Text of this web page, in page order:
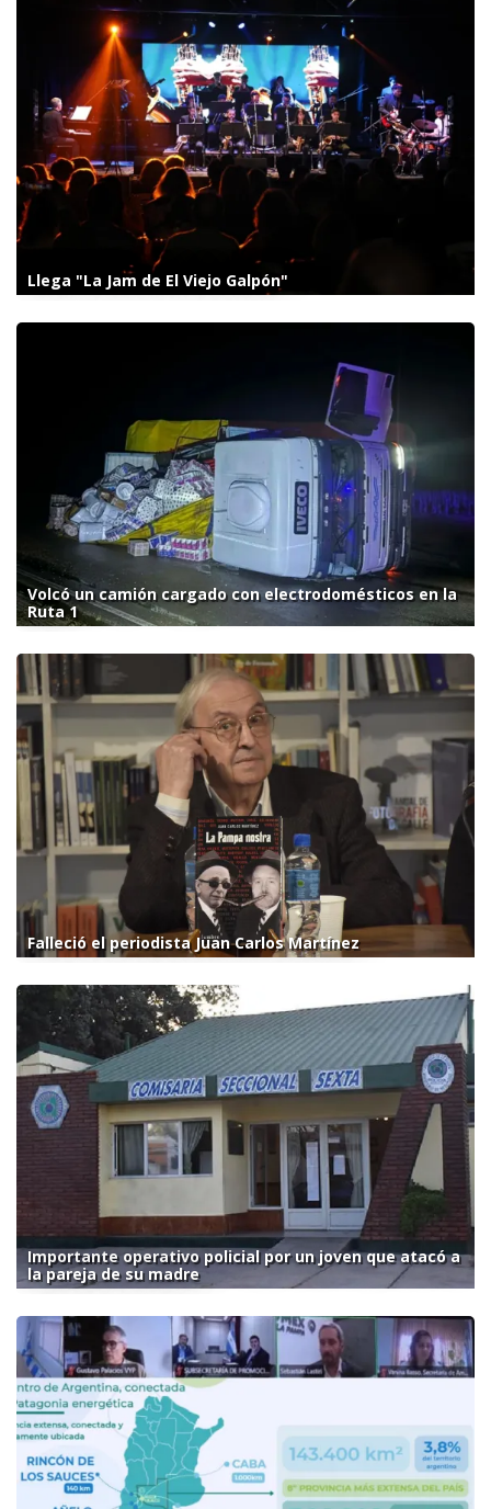
Llega "La Jam de El Viejo Galpón"
Volcó un camión cargado con electrodomésticos en la
Ruta 1
Falleció el periodista Juan Carlos Martínez
Importante operativo policial por un joven que atacó a
la pareja de su madre